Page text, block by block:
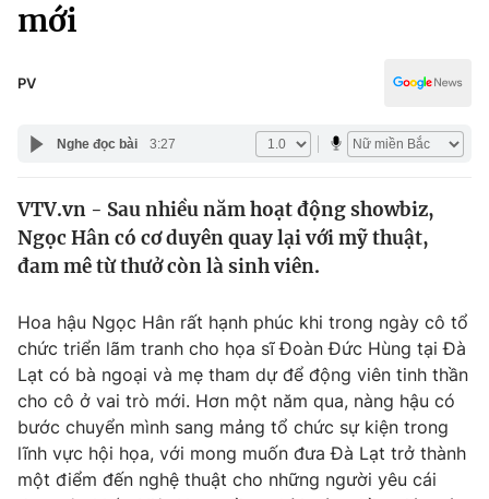
Xã hội
Pháp luật
Y tế
Thế giới
Tin tức
Câu chuyện quốc tế
Kinh tế
Tài chính
Thị trường
Góc doanh nghiệp
Dữ liệu và đời sống
Truyền hình
Phim VTV
Giải trí
Văn hóa - Giải trí
mới
PV
Nghe đọc bài 3:27
VTV.vn - Sau nhiều năm hoạt động showbiz,
Ngọc Hân có cơ duyên quay lại với mỹ thuật,
đam mê từ thưở còn là sinh viên.
Hoa hậu Ngọc Hân rất hạnh phúc khi trong ngày cô tổ
chức triển lãm tranh cho họa sĩ Đoàn Đức Hùng tại Đà
Lạt có bà ngoại và mẹ tham dự để động viên tinh thần
cho cô ở vai trò mới. Hơn một năm qua, nàng hậu có
bước chuyển mình sang mảng tổ chức sự kiện trong
lĩnh vực hội họa, với mong muốn đưa Đà Lạt trở thành
một điểm đến nghệ thuật cho những người yêu cái